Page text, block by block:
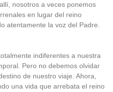
nosotros a veces ponemos
en lugar del reino
atentamente la voz del Padre.
indiferentes a nuestra
Pero no debemos olvidar
de nuestro viaje. Ahora,
una vida que arrebata el reino